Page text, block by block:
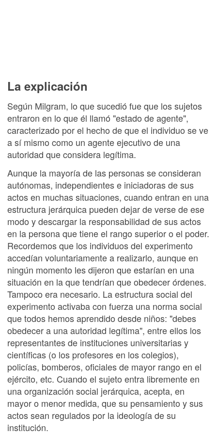
La explicación
Según Milgram, lo que sucedió fue que los sujetos
entraron en lo que él llamó "estado de agente",
caracterizado por el hecho de que el individuo se ve
a sí mismo como un agente ejecutivo de una
autoridad que considera legítima.
Aunque la mayoría de las personas se consideran
autónomas, independientes e iniciadoras de sus
actos en muchas situaciones, cuando entran en una
estructura jerárquica pueden dejar de verse de ese
modo y descargar la responsabilidad de sus actos
en la persona que tiene el rango superior o el poder.
Recordemos que los individuos del experimento
accedían voluntariamente a realizarlo, aunque en
ningún momento les dijeron que estarían en una
situación en la que tendrían que obedecer órdenes.
Tampoco era necesario. La estructura social del
experimento activaba con fuerza una norma social
que todos hemos aprendido desde niños: "debes
obedecer a una autoridad legítima", entre ellos los
representantes de instituciones universitarias y
científicas (o los profesores en los colegios),
policías, bomberos, oficiales de mayor rango en el
ejército, etc. Cuando el sujeto entra libremente en
una organización social jerárquica, acepta, en
mayor o menor medida, que su pensamiento y sus
actos sean regulados por la ideología de su
institución.